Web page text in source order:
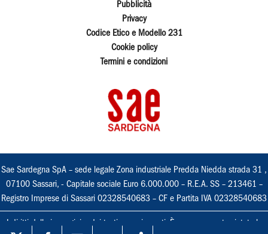
Pubblicità
Privacy
Codice Etico e Modello 231
Cookie policy
Termini e condizioni
Sae Sardegna SpA – sede legale Zona industriale Predda Niedda strada 31 ,
07100 Sassari, - Capitale sociale Euro 6.000.000 – R.E.A. SS – 213461 –
Registro Imprese di Sassari 02328540683 – CF e Partita IVA 02328540683
I diritti delle immagini e dei testi sono riservati. È espressamente vietata la